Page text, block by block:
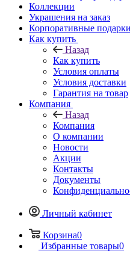
Коллекции
Украшения на заказ
Корпоративные подарки
Как купить
Назад
Как купить
Условия оплаты
Условия доставки
Гарантия на товар
Компания
Назад
Компания
О компании
Новости
Акции
Контакты
Документы
Личный кабинет
Корзина0
Избранные товары0